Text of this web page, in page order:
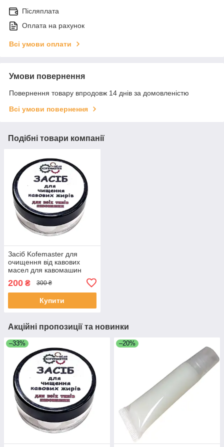
Післяплата
Оплата на рахунок
Всі умови оплати
Умови повернення
Повернення товару впродовж 14 днів за домовленістю
Всі умови повернення
Подібні товари компанії
Засіб Kofemaster для
очищення від кавових
масел для кавомашин
Jura, Nivona, 7 грамів
200 ₴ 300 ₴
Купити
Акційні пропозиції та новинки
–33% –20%